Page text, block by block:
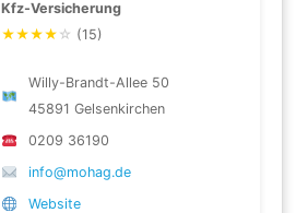
Kfz-Versicherung
★★★★ ☆ (15)
Willy-Brandt-Allee 50
45891 Gelsenkirchen
0209 36190
info@mohag.de
Website